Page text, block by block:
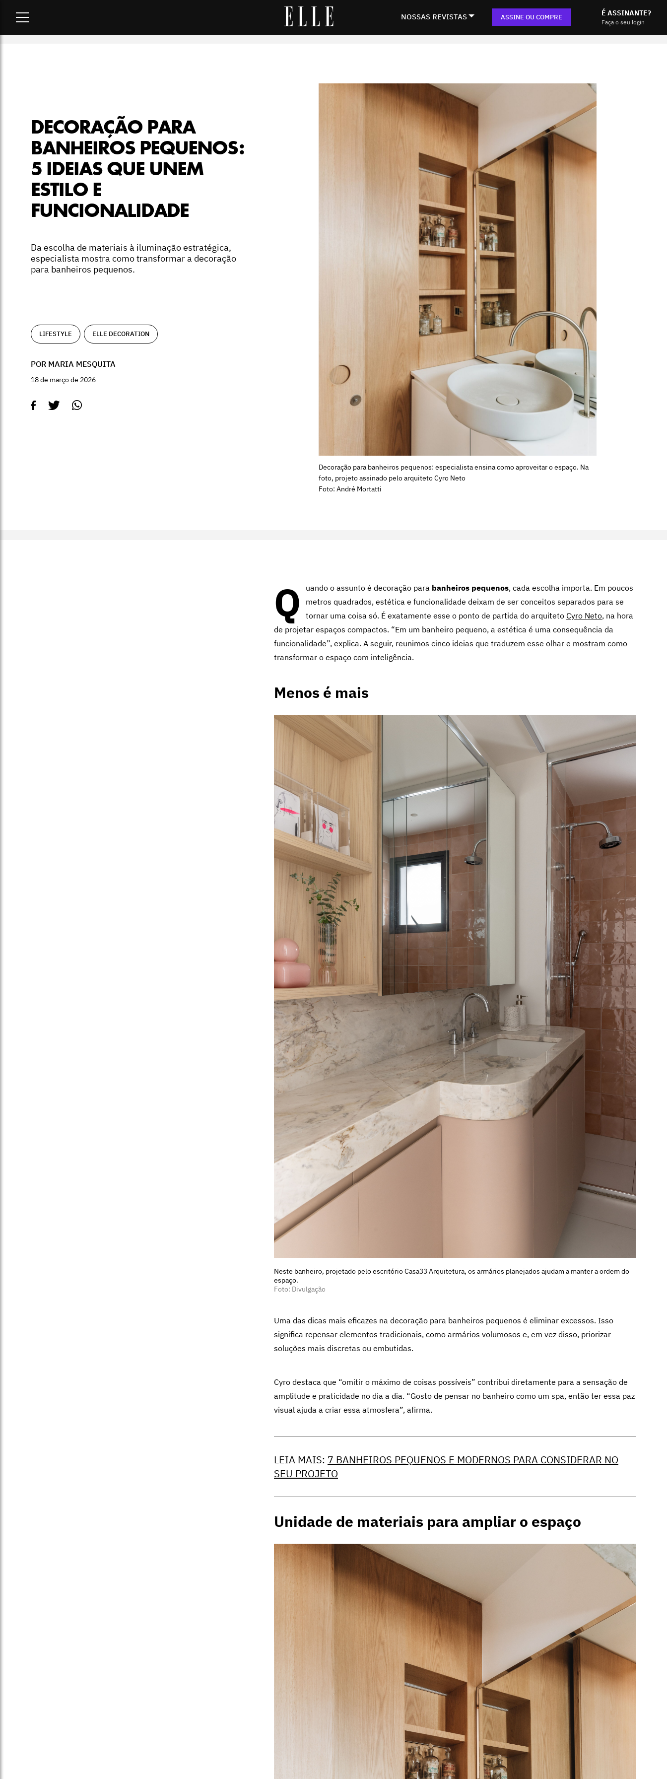
NOSSAS REVISTAS ASSINE OU COMPRE É ASSINANTE?
Faça o seu login
Decoração para banheiros pequenos: 5 ideias que unem estilo e funcionalidade
DECORAÇÃO PARA
BANHEIROS PEQUENOS:
5 IDEIAS QUE UNEM
ESTILO E
FUNCIONALIDADE
Da escolha de materiais à iluminação estratégica,
especialista mostra como transformar a decoração
para banheiros pequenos.
LIFESTYLE ELLE DECORATION
POR MARIA MESQUITA
18 de março de 2026
Decoração para banheiros pequenos: especialista ensina como aproveitar o espaço. Na
foto, projeto assinado pelo arquiteto Cyro Neto
Foto: André Mortatti
Q uando o assunto é decoração para banheiros pequenos, cada escolha importa. Em poucos
metros quadrados, estética e funcionalidade deixam de ser conceitos separados para se
tornar uma coisa só. É exatamente esse o ponto de partida do arquiteto Cyro Neto, na hora
de projetar espaços compactos. “Em um banheiro pequeno, a estética é uma consequência da
funcionalidade”, explica. A seguir, reunimos cinco ideias que traduzem esse olhar e mostram como
transformar o espaço com inteligência.
Menos é mais
Neste banheiro, projetado pelo escritório Casa33 Arquitetura, os armários planejados ajudam a manter a ordem do
espaço.
Foto: Divulgação
Uma das dicas mais eficazes na decoração para banheiros pequenos é eliminar excessos. Isso
significa repensar elementos tradicionais, como armários volumosos e, em vez disso, priorizar
soluções mais discretas ou embutidas.
Cyro destaca que “omitir o máximo de coisas possíveis” contribui diretamente para a sensação de
amplitude e praticidade no dia a dia. “Gosto de pensar no banheiro como um spa, então ter essa paz
visual ajuda a criar essa atmosfera”, afirma.
LEIA MAIS: 7 BANHEIROS PEQUENOS E MODERNOS PARA CONSIDERAR NO
SEU PROJETO
Unidade de materiais para ampliar o espaço